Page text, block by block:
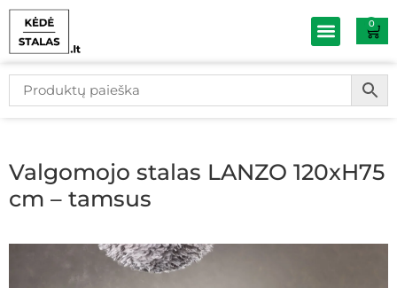
0
Valgomojo stalas LANZO 120xH75
cm – tamsus